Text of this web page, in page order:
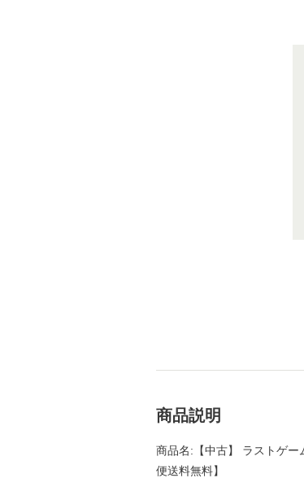
商品説明
商品名:【中古】 ラストゲ
便送料無料】